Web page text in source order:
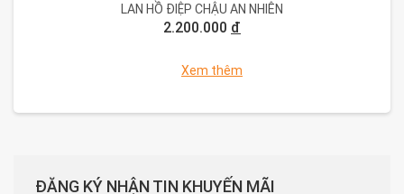
LAN HỒ ĐIỆP CHẬU AN NHIÊN
2.200.000 đ
Xem thêm
ĐĂNG KÝ NHẬN TIN KHUYẾN MÃI